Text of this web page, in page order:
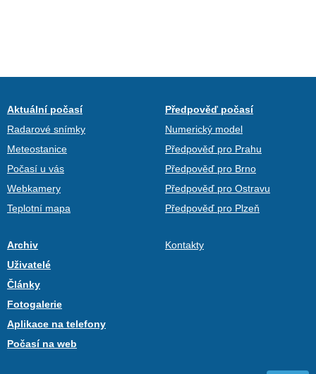
Aktuální počasí
Radarové snímky
Meteostanice
Počasí u vás
Webkamery
Teplotní mapa
Předpověď počasí
Numerický model
Předpověď pro Prahu
Předpověď pro Brno
Předpověď pro Ostravu
Předpověď pro Plzeň
Archiv
Uživatelé
Články
Fotogalerie
Aplikace na telefony
Počasí na web
Kontakty